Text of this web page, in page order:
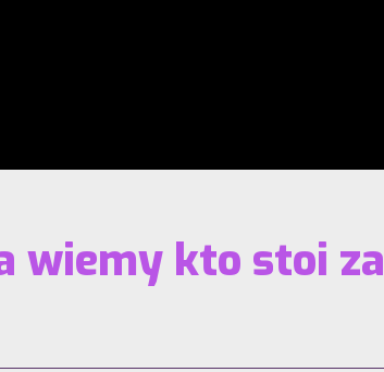
wiemy kto stoi za